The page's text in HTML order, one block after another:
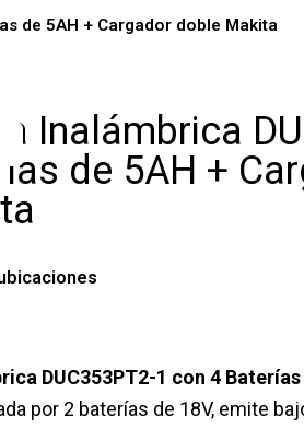
de 5AH + Cargador doble Makita
Inalámbrica
de 5AH +
DUC353PT2-1 con 4
por 2 baterías de 18V, emite